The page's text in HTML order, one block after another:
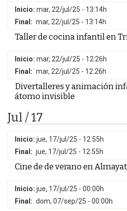
Inicio: mar, 22/jul/25 - 13:14h
Final: mar, 22/jul/25 - 13:14h
Taller de cocina infantil en
Inicio: mar, 22/jul/25 - 12:26h
Final: mar, 22/jul/25 - 12:26h
Divertalleres y animación
átomo invisible
Jul / 17
Inicio: jue, 17/jul/25 - 12:55h
Final: jue, 17/jul/25 - 12:55h
Cine de de verano en
Inicio: jue, 17/jul/25 - 00:00h
Final: dom, 07/sep/25 - 00:00h